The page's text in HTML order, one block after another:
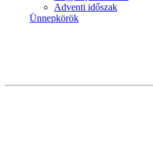
Adventi időszak
Ünnepkörök